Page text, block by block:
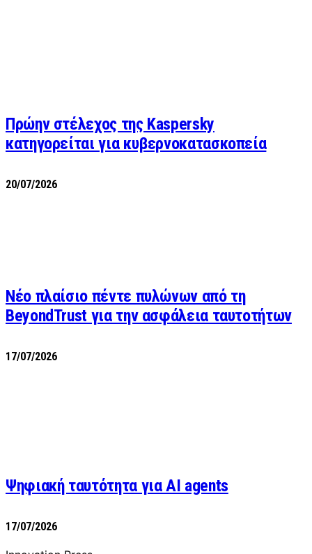
Πρώην στέλεχος της Kaspersky
κατηγορείται για κυβερνοκατασκοπεία
20/07/2026
Νέο πλαίσιο πέντε πυλώνων από τη
BeyondTrust για την ασφάλεια ταυτοτήτων
17/07/2026
Ψηφιακή ταυτότητα για AI agents
17/07/2026